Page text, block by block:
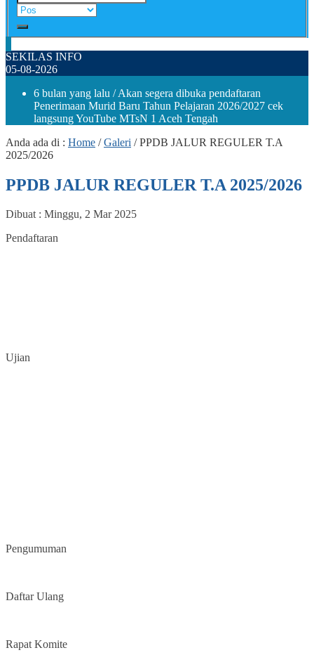
SEKILAS INFO
05-08-2026
6 bulan yang lalu / Akan segera dibuka pendaftaran
Penerimaan Murid Baru Tahun Pelajaran 2026/2027 cek
langsung YouTube MTsN 1 Aceh Tengah
Anda ada di : Home /Galeri /PPDB JALUR REGULER T.A
2025/2026
PPDB JALUR REGULER T.A 2025/2026
Dibuat : Minggu, 2 Mar 2025
Pendaftaran
Ujian
Pengumuman
Daftar Ulang
Rapat Komite